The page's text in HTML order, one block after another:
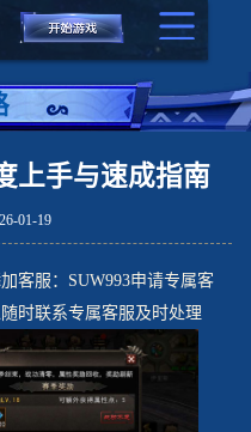
上手与速成指南
01-19
客服：SUW993申请专属客
时联系专属客服及时处理